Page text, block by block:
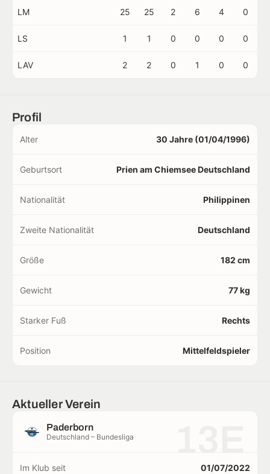
LM 25 25 2 6 4 0
LS 1 1 0 0 0 0
LAV 2 2 0 1 0 0
Profil
Alter 30 Jahre (01/04/1996)
Geburtsort Prien am Chiemsee Deutschland
Nationalität Philippinen
Zweite Nationalität Deutschland
Größe 182 cm
Gewicht 77 kg
Starker Fuß Rechts
Position Mittelfeldspieler
Aktueller Verein
Paderborn
Deutschland – Bundesliga
Im Klub seit 01/07/2022